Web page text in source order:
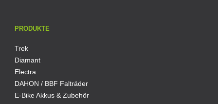
PRODUKTE
Trek
Diamant
Electra
DAHON / BBF Falträder
E-Bike Akkus & Zubehör